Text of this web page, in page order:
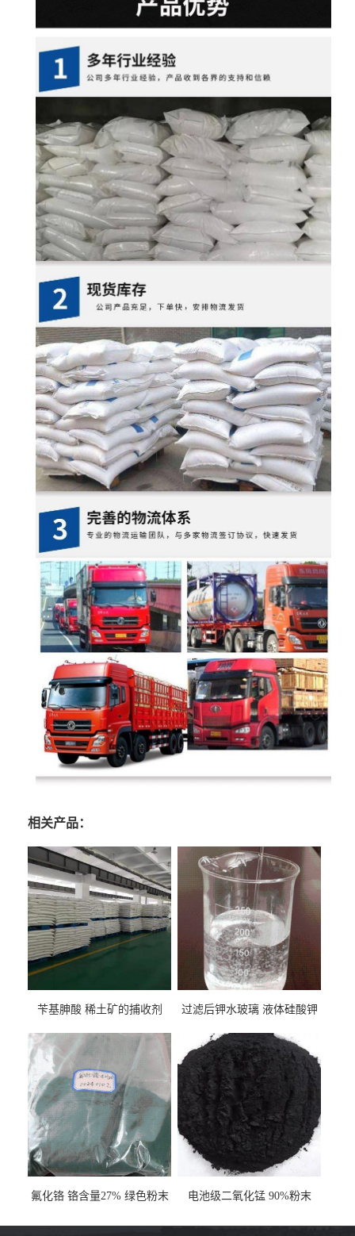
相关产品：
苄基胂酸 稀土矿的捕收剂 过滤后钾水玻璃 液体硅酸钾
氟化铬 铬含量27% 绿色粉末 电池级二氧化锰 90%粉末